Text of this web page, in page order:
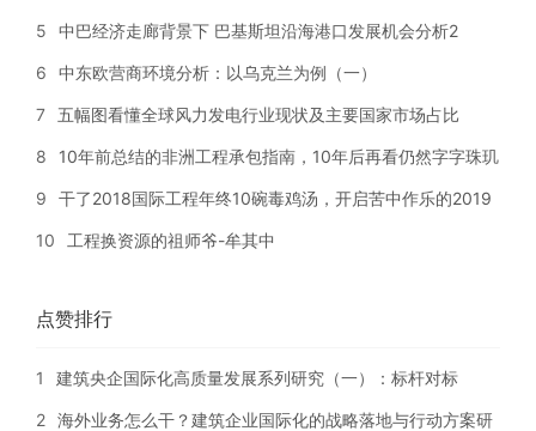
5 中巴经济走廊背景下 巴基斯坦沿海港口发展机会分析2
6 中东欧营商环境分析：以乌克兰为例（一）
7 五幅图看懂全球风力发电行业现状及主要国家市场占比
8 10年前总结的非洲工程承包指南，10年后再看仍然字字珠玑
9 干了2018国际工程年终10碗毒鸡汤，开启苦中作乐的2019
10 工程换资源的祖师爷-牟其中
点赞排行
1 建筑央企国际化高质量发展系列研究（一）：标杆对标
2 海外业务怎么干？建筑企业国际化的战略落地与行动方案研